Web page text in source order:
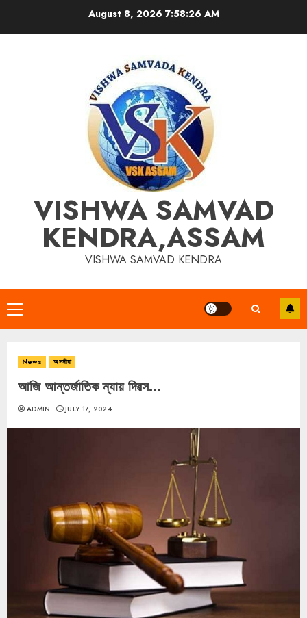
August 8, 20267:58:27 AM
VISHWA SAMVAD
KENDRA,ASSAM
VISHWA SAMVAD KENDRA
Primary
Menu
News অসমীয়া
আজি আন্তৰ্জাতিক ন্যায় দিৱস…
ADMIN JULY 17, 2024